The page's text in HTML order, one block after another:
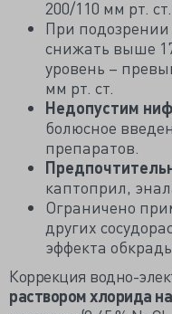
200/110 мм рт. ст.
При подозрении
снижать выше
уровень –
мм рт. ст.
Недопустим
болюсное
препаратов.
каптоприл,
Ограничено
других
эффекта
Коррекция водно-
раствором хлорида